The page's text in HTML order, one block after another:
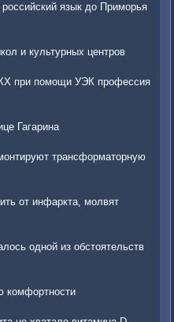
язык до Приморья
и культурных центров
при помощи УЭК профессия
Гагарина
трансформаторную
от инфаркта, молвят
одной из обстоятельств
комфортности